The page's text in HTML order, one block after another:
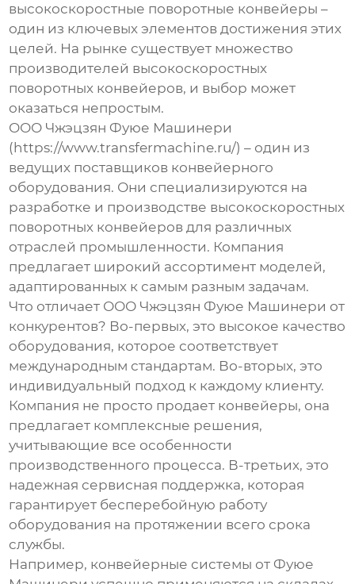
высокоскоростные поворотные конвейеры –
один из ключевых элементов достижения этих
целей. На рынке существует множество
производителей высокоскоростных
поворотных конвейеров, и выбор может
оказаться непростым.
ООО Чжэцзян Фуюе Машинери
(https://www.transfermachine.ru/) – один из
ведущих поставщиков конвейерного
оборудования. Они специализируются на
разработке и производстве высокоскоростных
поворотных конвейеров для различных
отраслей промышленности. Компания
предлагает широкий ассортимент моделей,
адаптированных к самым разным задачам.
Что отличает ООО Чжэцзян Фуюе Машинери от
конкурентов? Во-первых, это высокое качество
оборудования, которое соответствует
международным стандартам. Во-вторых, это
индивидуальный подход к каждому клиенту.
Компания не просто продает конвейеры, она
предлагает комплексные решения,
учитывающие все особенности
производственного процесса. В-третьих, это
надежная сервисная поддержка, которая
гарантирует бесперебойную работу
оборудования на протяжении всего срока
службы.
Например, конвейерные системы от Фуюе